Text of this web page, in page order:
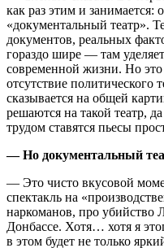
как раз этим и занимается:
«документальный театр».
документов, реальных
гораздо шире — там
современной жизни. Но
отсутствие политического
сказывается на общей
решаются на такой театр,
трудом ставятся пьесы
— Но документальный
— Это чисто вкусовой
спектакль на
наркоманов, про убийство
Донбассе. Хотя… хотя я
в этом будет не только